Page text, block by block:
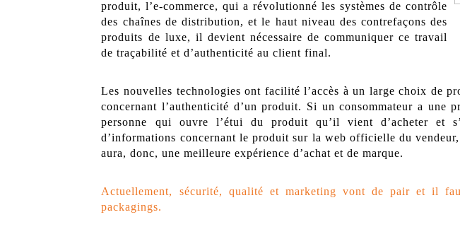
produit, l’e-commerce, qui a révolutionné les systèmes de contrôle
des chaînes de distribution, et le haut niveau des contrefaçons des
produits de luxe, il devient nécessaire de communiquer ce travail
de traçabilité et d’authenticité au client final.
Les nouvelles technologies ont facilité l’accès à un large choix de
concernant l’authenticité d’un produit. Si un consommateur a une
personne qui ouvre l’étui du produit qu’il vient d’acheter et
d’informations concernant le produit sur la web officielle du
aura, donc, une meilleure expérience d’achat et de marque.
Actuellement, sécurité, qualité et marketing vont de pair et il
packagings.